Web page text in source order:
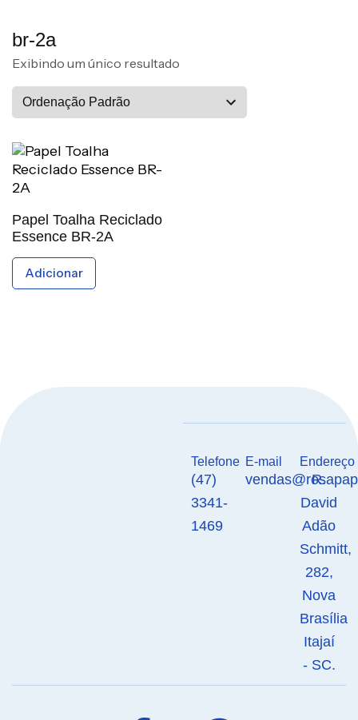
br-2a
Exibindo um único resultado
Papel Toalha Reciclado
Essence BR-2A
Adicionar
Telefone
(47)
3341-
1469
E-mail Endereço
R.
David
Adão
Schmitt,
282,
Nova
Brasília
Itajaí
- SC.